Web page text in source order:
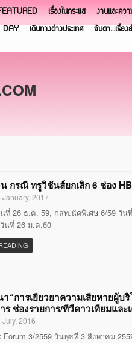
เรื่องในกระแส งานและคว
DAY เดินทางต่างประเทศ จับตา…เรื่อ
กรณี ทรูวิชั่นส์ยกเลิก 6 ช่อง
January, 2017
ที่ 26 ธ.ค. 59, กสท.นัดพิเศษ 6/59 วัน
นที่ 26 ม.ค.60
“การเยียวยาความเสียหายผู้บ
ร ช่องรายการ/ทีวีดาวเทียมและ
2016
Forum 3/2559 วันพุธที่ 3 สิงหาคม